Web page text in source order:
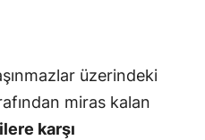
üzerindeki
miras kalan
karşı